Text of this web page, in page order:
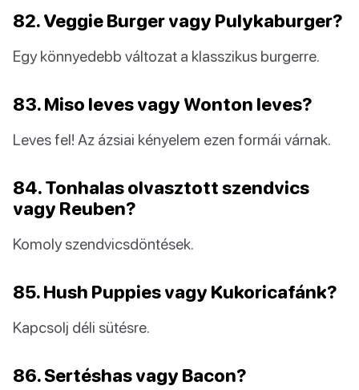
82. Veggie Burger vagy Pulykaburger?
Egy könnyedebb változat a klasszikus burgerre.
83. Miso leves vagy Wonton leves?
Leves fel! Az ázsiai kényelem ezen formái várnak.
84. Tonhalas olvasztott szendvics
vagy Reuben?
Komoly szendvicsdöntések.
85. Hush Puppies vagy Kukoricafánk?
Kapcsolj déli sütésre.
86. Sertéshas vagy Bacon?